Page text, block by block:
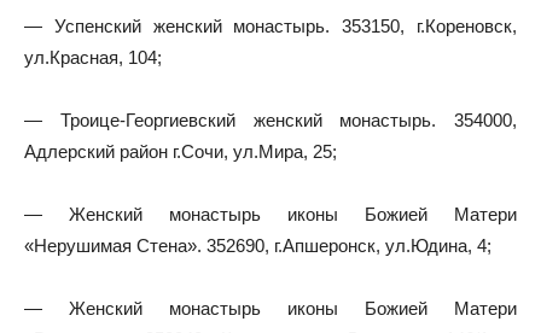
— Успенский женский монастырь. 353150, г.Кореновск,
ул.Красная, 104;
— Троице-Георгиевский женский монастырь. 354000,
Адлерский район г.Сочи, ул.Мира, 25;
— Женский монастырь иконы Божией Матери
«Нерушимая Стена». 352690, г.Апшеронск, ул.Юдина, 4;
— Женский монастырь иконы Божией Матери